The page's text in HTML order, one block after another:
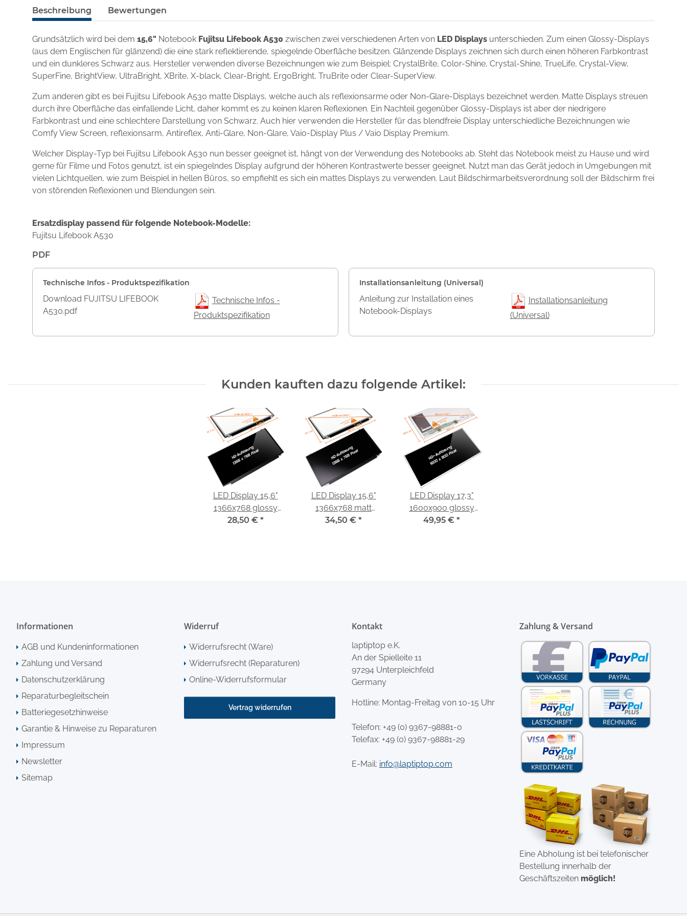
Beschreibung Bewertungen
Grundsätzlich wird bei dem 15,6" Notebook Fujitsu Lifebook A530 zwischen zwei verschiedenen Arten von LED Displays unterschieden. Zum einen Glossy-Displays
(aus dem Englischen für glänzend) die eine stark reflektierende, spiegelnde Oberfläche besitzen. Glänzende Displays zeichnen sich durch einen höheren Farbkontrast
und ein dunkleres Schwarz aus. Hersteller verwenden diverse Bezeichnungen wie zum Beispiel: CrystalBrite, Color-Shine, Crystal-Shine, TrueLife, Crystal-View,
SuperFine, BrightView, UltraBright, XBrite, X-black, Clear-Bright, ErgoBright, TruBrite oder Clear-SuperView.
Zum anderen gibt es bei Fujitsu Lifebook A530 matte Displays, welche auch als reflexionsarme oder Non-Glare-Displays bezeichnet werden. Matte Displays streuen
durch ihre Oberfläche das einfallende Licht, daher kommt es zu keinen klaren Reflexionen. Ein Nachteil gegenüber Glossy-Displays ist aber der niedrigere
Farbkontrast und eine schlechtere Darstellung von Schwarz. Auch hier verwenden die Hersteller für das blendfreie Display unterschiedliche Bezeichnungen wie
Comfy View Screen, reflexionsarm, Antireflex, Anti-Glare, Non-Glare, Vaio-Display Plus / Vaio Display Premium.
Welcher Display-Typ bei Fujitsu Lifebook A530 nun besser geeignet ist, hängt von der Verwendung des Notebooks ab. Steht das Notebook meist zu Hause und wird
gerne für Filme und Fotos genutzt, ist ein spiegelndes Display aufgrund der höheren Kontrastwerte besser geeignet. Nutzt man das Gerät jedoch in Umgebungen mit
vielen Lichtquellen, wie zum Beispiel in hellen Büros, so empfiehlt es sich ein mattes Displays zu verwenden. Laut Bildschirmarbeitsverordnung soll der Bildschirm frei
von störenden Reflexionen und Blendungen sein.
Ersatzdisplay passend für folgende Notebook-Modelle:
Fujitsu Lifebook A530
PDF
Technische Infos - Produktspezifikation
Download FUJITSU LIFEBOOK
A530.pdf
Technische Infos -
Produktspezifikation
Installationsanleitung (Universal)
Anleitung zur Installation eines
Notebook-Displays
Installationsanleitung
(Universal)
Kunden kauften dazu folgende Artikel:
LED Display 15,6"
1366x768 glossy
passend für Fujitsu
28,50 € *
LED Display 15,6"
1366x768 matt
passend für Fujitsu
34,50 € *
LED Display 17,3"
1600x900 glossy
passend für Medion
49,95 € *
Informationen
AGB und Kundeninformationen
Zahlung und Versand
Datenschutzerklärung
Reparaturbegleitschein
Batteriegesetzhinweise
Garantie & Hinweise zu Reparaturen
Impressum
Newsletter
Sitemap
Widerruf
Widerrufsrecht (Ware)
Widerrufsrecht (Reparaturen)
Online-Widerrufsformular
Vertrag widerrufen
Kontakt
laptiptop e.K.
An der Spielleite 11
97294 Unterpleichfeld
Germany
Hotline: Montag-Freitag von 10-15 Uhr
Telefon: +49 (0) 9367-98881-0
Telefax: +49 (0) 9367-98881-29
E-Mail: info@laptiptop.com
Zahlung & Versand
Eine Abholung ist bei telefonischer
Bestellung innerhalb der
Geschäftszeiten möglich!